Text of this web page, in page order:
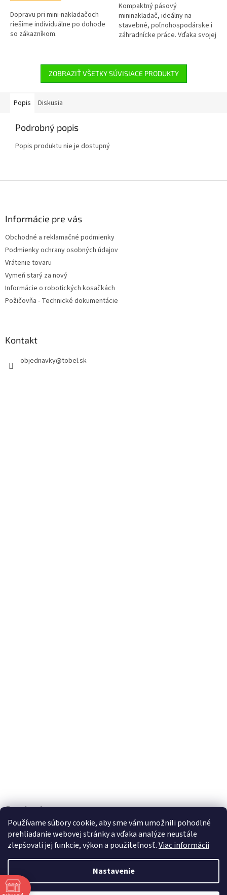
Používame súbory cookie, aby sme vám umožnili pohodlné
prehliadanie webovej stránky a vďaka analýze neustále
zlepšovali jej funkcie, výkon a použiteľnosť.Viac informácií
Nastavenie
Dopravu pri mini-nakladačoch
riešime individuálne po dohode
so zákazníkom.
Kompaktný pásový
mininakladač, ideálny na
stavebné, poľnohospodárske i
záhradnícke práce. Vďaka svojej
2120 mm, šírky...
ZOBRAZIŤ VŠETKY SÚVISIACE PRODUKTY
Popis Diskusia
Podrobný popis
Popis produktu nie je dostupný
Informácie pre vás
Obchodné a reklamačné podmienky
Podmienky ochrany osobných údajov
Vrátenie tovaru
Vymeň starý za nový
Informácie o robotických kosačkách
Požičovňa - Technické dokumentácie
Kontakt
objednavky@tobel.sk
Facebook
Vytvoril Shoptet